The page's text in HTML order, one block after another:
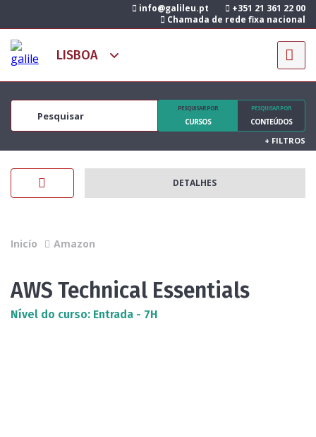
info@galileu.pt
+351 21 361 22 00
Chamada de rede fixa nacional
PESQUISAR POR
CURSOS
PESQUISAR POR
CONTEÚDOS
+ FILTROS
DETALHES
Inicío Amazon
AWS Technical Essentials
Nível do curso: Entrada - 7H